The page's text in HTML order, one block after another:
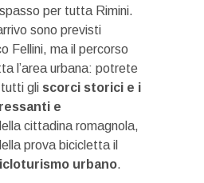
per tutta Rimini.
sono previsti
Fellini, ma il percorso
l’area urbana: potrete
tutti gli scorci storici e i
e
cittadina romagnola,
prova bicicletta il
urbano.